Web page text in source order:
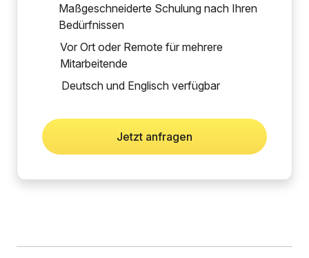
Maßgeschneiderte Schulung nach Ihren
Bedürfnissen
Vor Ort oder Remote für mehrere
Mitarbeitende
Deutsch und Englisch verfügbar
Jetzt anfragen